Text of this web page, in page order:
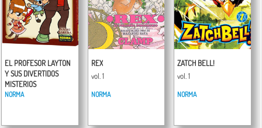
EL PROFESOR LAYTON
Y SUS DIVERTIDOS
MISTERIOS
vol. 1
NORMA
REX
vol. 1
NORMA
ZATCH BELL!
vol. 1
NORMA